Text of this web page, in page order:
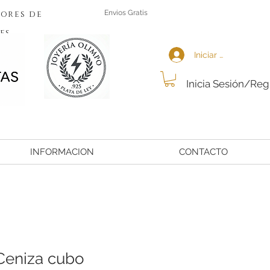
de
Envios Gratis
Inicia Sesión/
Iniciar sesión
INFORMACION CONTACTO
cubo